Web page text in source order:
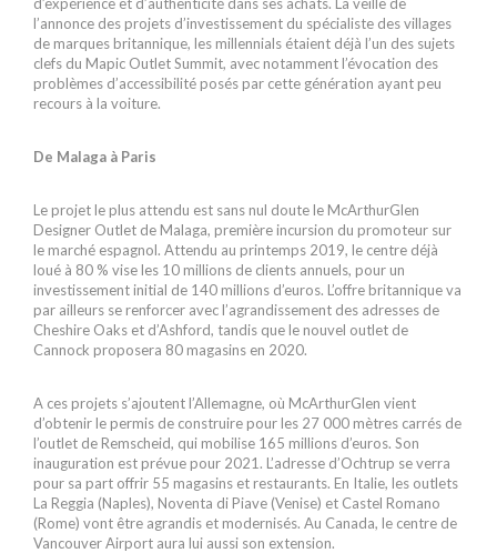
l’annonce des projets d’investissement du spécialiste des villages
de marques britannique, les millennials étaient déjà l’un des sujets
clefs du Mapic Outlet Summit, avec notamment l’évocation des
problèmes d’accessibilité posés par cette génération ayant peu
recours à la voiture.
De Malaga à Paris
Le projet le plus attendu est sans nul doute le McArthurGlen
Designer Outlet de Malaga, première incursion du promoteur sur
le marché espagnol. Attendu au printemps 2019, le centre déjà
loué à 80 % vise les 10 millions de clients annuels, pour un
investissement initial de 140 millions d’euros. L’offre britannique va
par ailleurs se renforcer avec l’agrandissement des adresses de
Cheshire Oaks et d’Ashford, tandis que le nouvel outlet de
Cannock proposera 80 magasins en 2020.
A ces projets s’ajoutent l’Allemagne, où McArthurGlen vient
d’obtenir le permis de construire pour les 27 000 mètres carrés de
l’outlet de Remscheid, qui mobilise 165 millions d’euros. Son
inauguration est prévue pour 2021. L’adresse d’Ochtrup se verra
pour sa part offrir 55 magasins et restaurants. En Italie, les outlets
La Reggia (Naples), Noventa di Piave (Venise) et Castel Romano
(Rome) vont être agrandis et modernisés. Au Canada, le centre de
Vancouver Airport aura lui aussi son extension.